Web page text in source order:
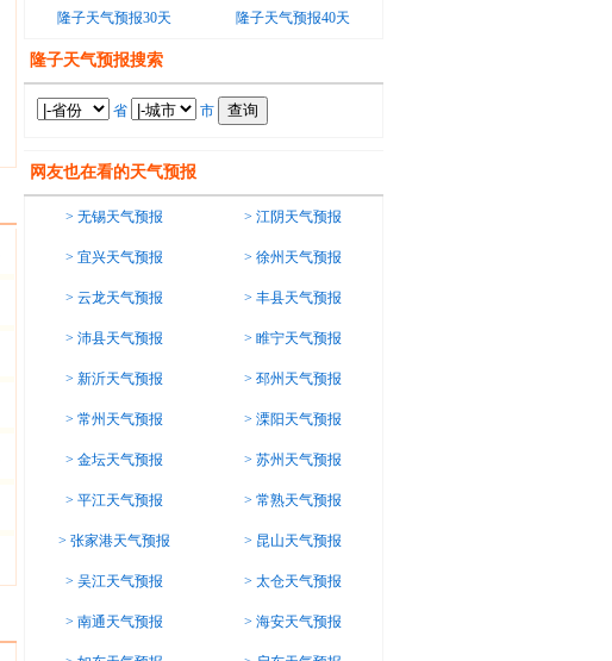
隆子天气预报30天 隆子天气预报40天
隆子天气预报搜索
省 市
网友也在看的天气预报
> 无锡天气预报 > 江阴天气预报
> 宜兴天气预报 > 徐州天气预报
> 云龙天气预报 > 丰县天气预报
> 沛县天气预报 > 睢宁天气预报
> 新沂天气预报 > 邳州天气预报
> 常州天气预报 > 溧阳天气预报
> 金坛天气预报 > 苏州天气预报
> 平江天气预报 > 常熟天气预报
> 张家港天气预报 > 昆山天气预报
> 吴江天气预报 > 太仓天气预报
> 南通天气预报 > 海安天气预报